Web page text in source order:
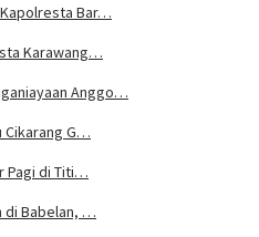
Kapolresta Bar…
Karawang…
Anggo…
Cikarang G…
Pagi di Titi…
di Babelan, …